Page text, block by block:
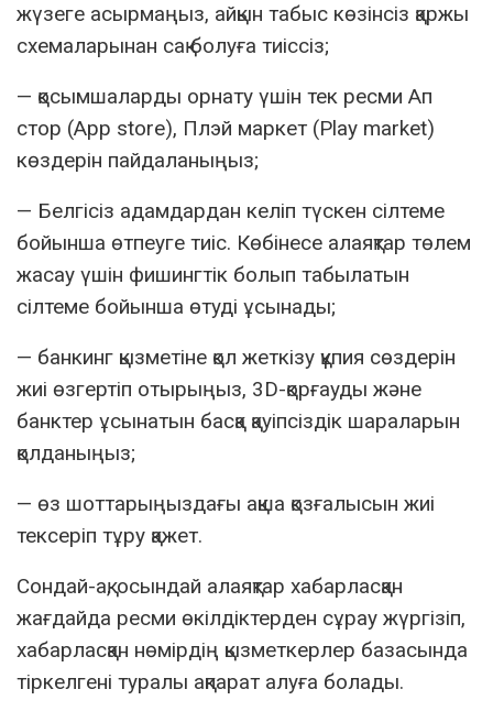
жүзеге асырмаңыз, айқын табыс көзінсіз қаржы
схемаларынан сақ болуға тиіссіз;
— қосымшаларды орнату үшін тек ресми Aп
стор (App store), Плэй маркет (Play market)
көздерін пайдаланыңыз;
— Белгісіз адамдардан келіп түскен сілтеме
бойынша өтпеуге тиіс. Көбінесе алаяқтар төлем
жасау үшін фишингтік болып табылатын
сілтеме бойынша өтуді ұсынады;
— банкинг қызметіне қол жеткізу құпия сөздерін
жиі өзгертіп отырыңыз, 3D-қорғауды және
банктер ұсынатын басқа қауіпсіздік шараларын
қолданыңыз;
— өз шоттарыңыздағы ақша қозғалысын жиі
тексеріп тұру қажет.
Сондай-ақ, осындай алаяқтар хабарласқан
жағдайда ресми өкілдіктерден сұрау жүргізіп,
хабарласқан нөмірдің қызметкерлер базасында
тіркелгені туралы ақпарат алуға болады.